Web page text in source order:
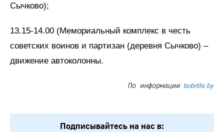
Сычково);
13.15-14.00 (Мемориальный комплекс в честь
советских воинов и партизан (деревня Сычково) –
движение автоколонны.
По информации bobrlife.by
Подписывайтесь на нас в: